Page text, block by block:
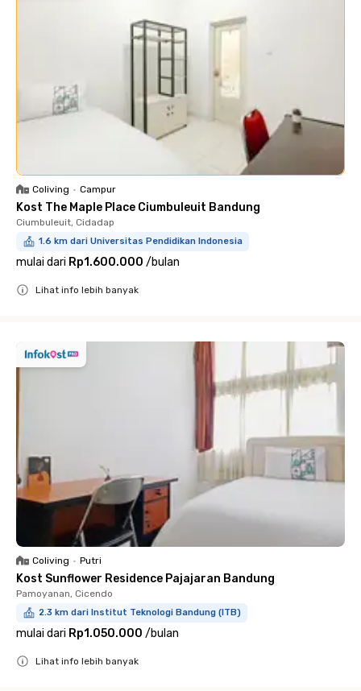
Coliving • Campur
Kost The Maple Place Ciumbuleuit Bandung
Ciumbuleuit, Cidadap
1.6 km dari Universitas Pendidikan Indonesia
mulai dari Rp1.600.000 /bulan
Lihat info lebih banyak
Coliving • Putri
Kost Sunflower Residence Pajajaran Bandung
Pamoyanan, Cicendo
2.3 km dari Institut Teknologi Bandung (ITB)
mulai dari Rp1.050.000 /bulan
Lihat info lebih banyak